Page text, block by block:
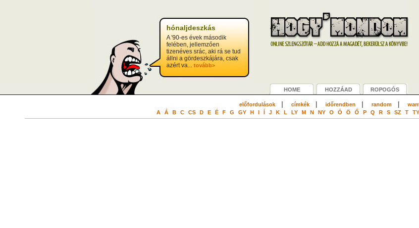
hónaljdeszkás
A '90-es évek második
felében, jellemzően
tizenéves srác, aki rá se tud
állni a gördeszkájára, csak
azért va... tovább>
HOME HOZZÁAD ROPOGÓS
előfordulások| címkék| időrendben | random|
A
Á B C CS D E É F G GY H I Í J K L LY M N NY O Ó Ö Ő P Q R S SZ T TY